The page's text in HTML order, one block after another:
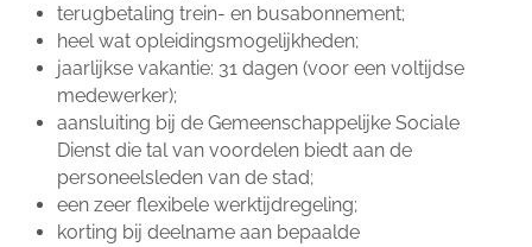
terugbetaling trein- en busabonnement;
heel wat opleidingsmogelijkheden;
jaarlijkse vakantie: 31 dagen (voor een voltijdse
medewerker);
aansluiting bij de Gemeenschappelijke Sociale
Dienst die tal van voordelen biedt aan de
personeelsleden van de stad;
een zeer flexibele werktijdregeling;
korting bij deelname aan bepaalde